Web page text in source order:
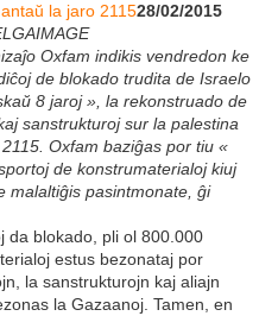
28/02/2015
Oxfam indikis vendredon ke
de blokado trudita de Israelo
8 jaroj », la rekonstruado de
sanstrukturoj sur la palestina
Oxfam baziĝas por tiu «
de konstrumaterialoj kiuj
malaltiĝis pasintmonate, ĝi
da blokado, pli ol 800.000
estus bezonataj por
la sanstrukturojn kaj aliajn
la Gazaanoj. Tamen, en